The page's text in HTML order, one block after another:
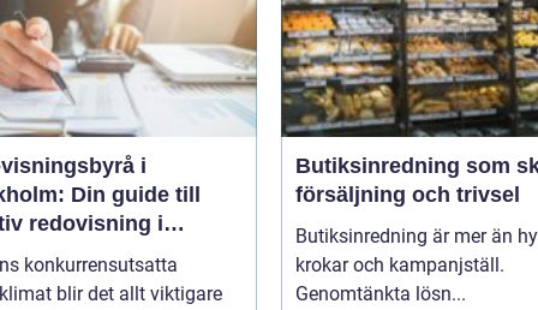
i
Din guide till
redovisning i
konkurrensutsatta
blir det allt viktigare
Butiksinredning som
försäljning och trivsel
Butiksinredning är mer än
krokar och kampanjställ.
Genomtänkta lösn...